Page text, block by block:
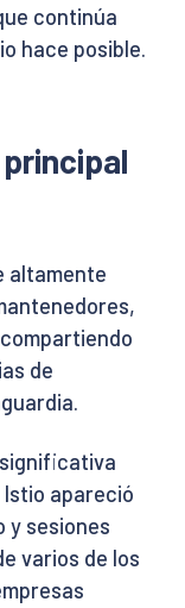
continúa
hace posible.
altamente
de
apareció
y sesiones
varios de los